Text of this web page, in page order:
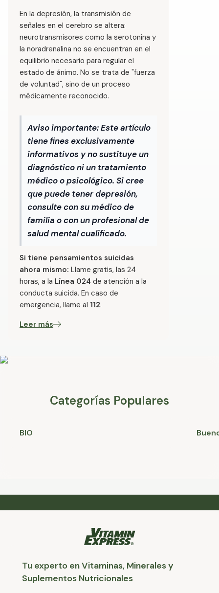
En la depresión, la transmisión de
señales en el cerebro se altera:
neurotransmisores como la serotonina y
la noradrenalina no se encuentran en el
equilibrio necesario para regular el
estado de ánimo. No se trata de "fuerza
de voluntad", sino de un proceso
médicamente reconocido.
Aviso importante:Este artículo
tiene fines exclusivamente
informativos y no sustituye un
diagnóstico ni un tratamiento
médico o psicológico. Si cree
que puede tener depresión,
consulte con su médico de
familia o con un profesional de
salud mental cualificado.
Si tiene pensamientos suicidas
ahora mismo: Llame gratis, las 24
horas, a la Línea 024 de atención a la
conducta suicida. En caso de
emergencia, llame al 112.
Leer más
Categorías Populares
BIO
Tu experto en Vitaminas, Minerales y
Suplementos Nutricionales